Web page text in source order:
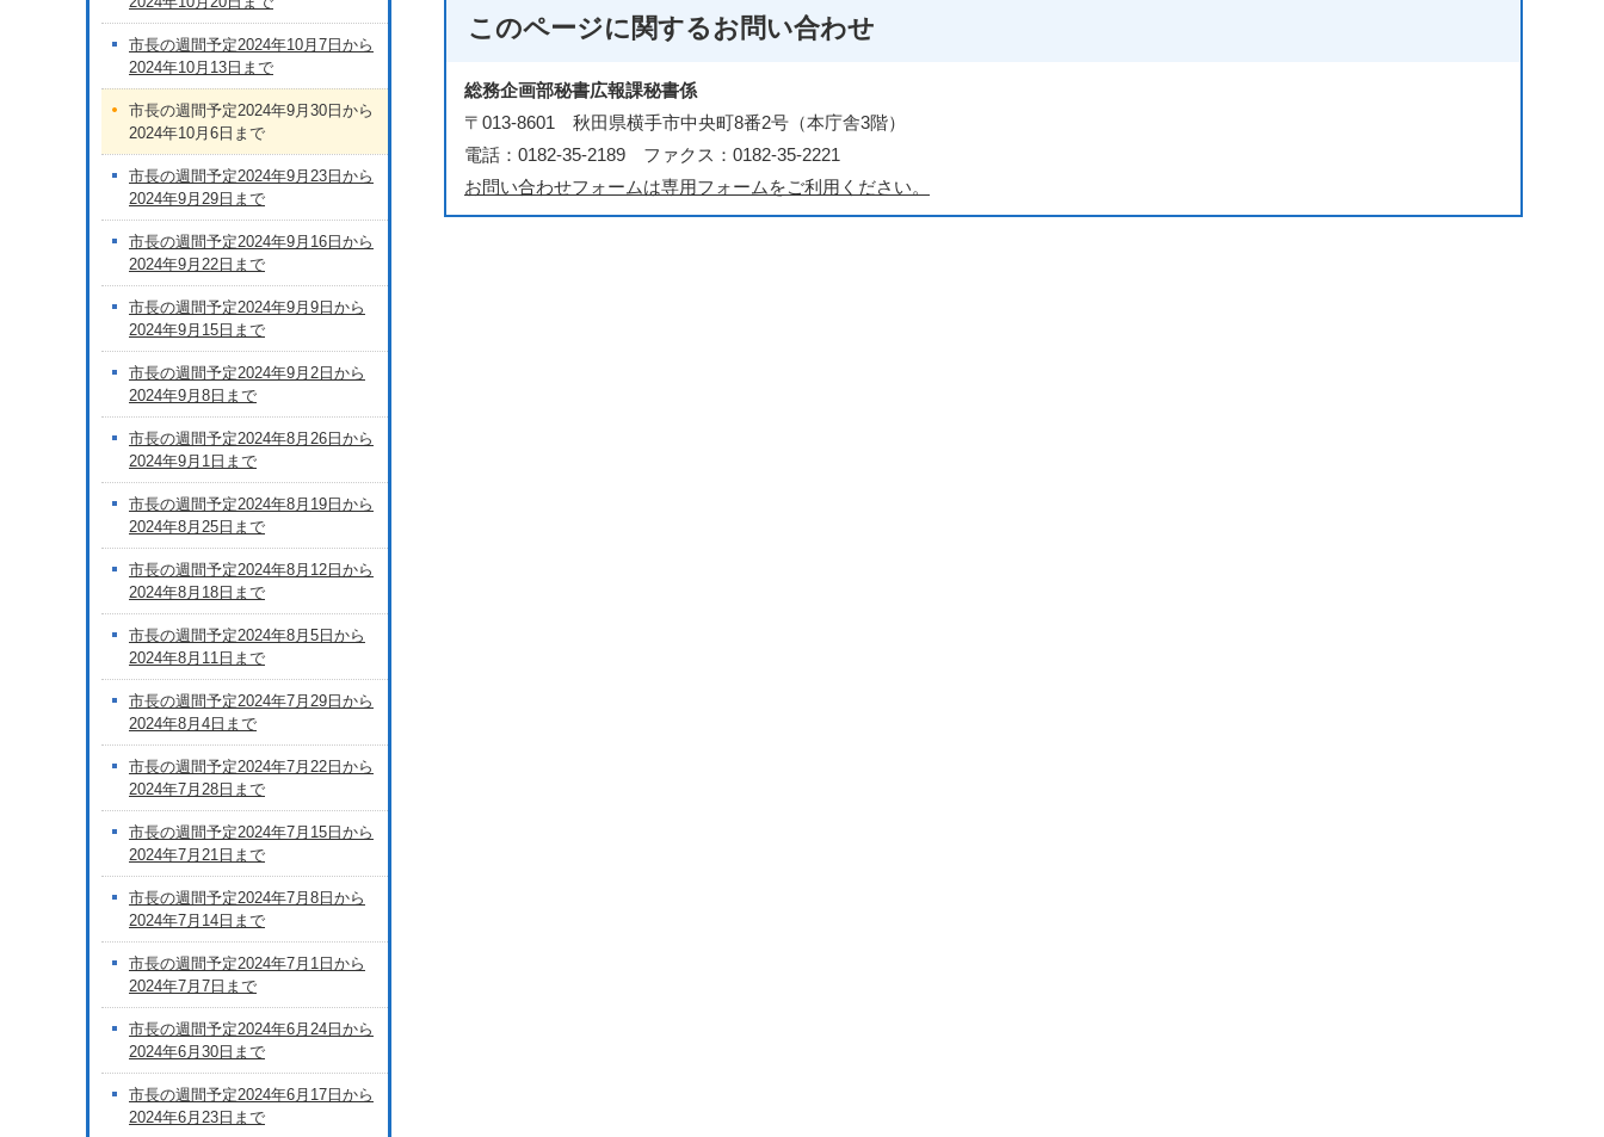
このページに関するお問い合わせ
総務企画部秘書広報課秘書係
〒013-8601 秋田県横手市中央町8番2号（本庁舎3階）
電話：0182-35-2189 ファクス：0182-35-2221
お問い合わせフォームは専用フォームをご利用ください。
市長の週間予定2024年10月7日から
2024年10月13日まで
市長の週間予定2024年9月30日から
2024年10月6日まで
市長の週間予定2024年9月23日から
2024年9月29日まで
市長の週間予定2024年9月16日から
2024年9月22日まで
市長の週間予定2024年9月9日から
2024年9月15日まで
市長の週間予定2024年9月2日から
2024年9月8日まで
市長の週間予定2024年8月26日から
2024年9月1日まで
市長の週間予定2024年8月19日から
2024年8月25日まで
市長の週間予定2024年8月12日から
2024年8月18日まで
市長の週間予定2024年8月5日から
2024年8月11日まで
市長の週間予定2024年7月29日から
2024年8月4日まで
市長の週間予定2024年7月22日から
2024年7月28日まで
市長の週間予定2024年7月15日から
2024年7月21日まで
市長の週間予定2024年7月8日から
2024年7月14日まで
市長の週間予定2024年7月1日から
2024年7月7日まで
市長の週間予定2024年6月24日から
2024年6月30日まで
市長の週間予定2024年6月17日から
2024年6月23日まで